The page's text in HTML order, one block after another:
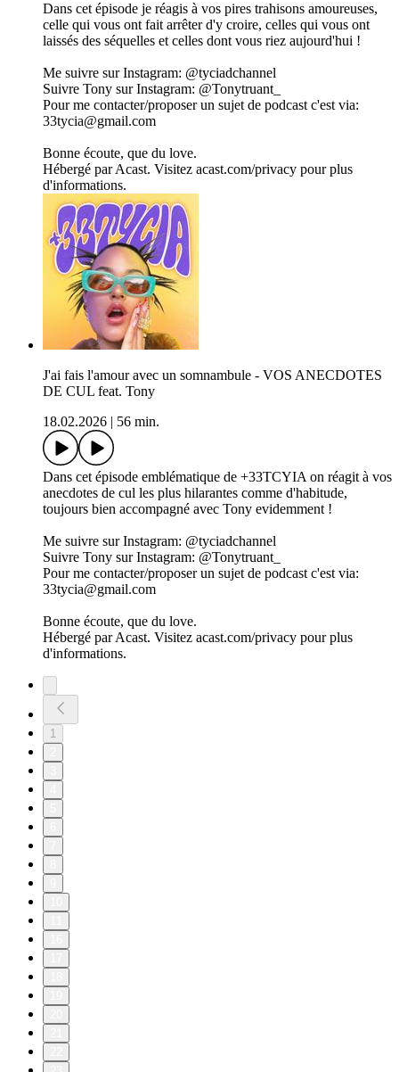
Dans cet épisode je réagis à vos pires trahisons amoureuses,
celle qui vous ont fait arrêter d'y croire, celles qui vous ont
laissés des séquelles et celles dont vous riez aujourd'hui !
Me suivre sur Instagram: @tyciadchannel
Suivre Tony sur Instagram: @Tonytruant_
Pour me contacter/proposer un sujet de podcast c'est via:
33tycia@gmail.com
Bonne écoute, que du love.
Hébergé par Acast. Visitez acast.com/privacy pour plus
d'informations.
J'ai fais l'amour avec un somnambule - VOS ANECDOTES
DE CUL feat. Tony
18.02.2026
56 min.
Dans cet épisode emblématique de +33TCYIA on réagit à vos
anecdotes de cul les plus hilarantes comme d'habitude,
toujours bien accompagné avec Tony evidemment !
Me suivre sur Instagram: @tyciadchannel
Suivre Tony sur Instagram: @Tonytruant_
Pour me contacter/proposer un sujet de podcast c'est via:
33tycia@gmail.com
Bonne écoute, que du love.
Hébergé par Acast. Visitez acast.com/privacy pour plus
d'informations.
1